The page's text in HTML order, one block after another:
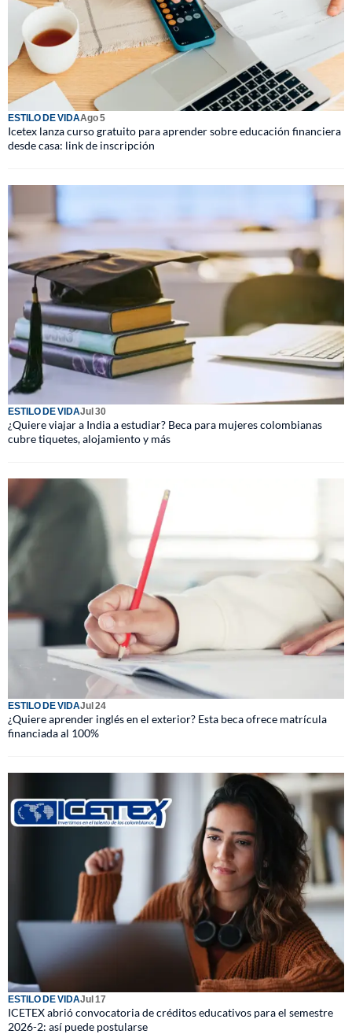
ESTILO DE VIDAAgo 5
Icetex lanza curso gratuito para aprender sobre educación financiera
desde casa: link de inscripción
ESTILO DE VIDAJul 30
¿Quiere viajar a India a estudiar? Beca para mujeres colombianas
cubre tiquetes, alojamiento y más
ESTILO DE VIDAJul 24
¿Quiere aprender inglés en el exterior? Esta beca ofrece matrícula
financiada al 100%
ESTILO DE VIDAJul 17
ICETEX abrió convocatoria de créditos educativos para el semestre
2026-2: así puede postularse